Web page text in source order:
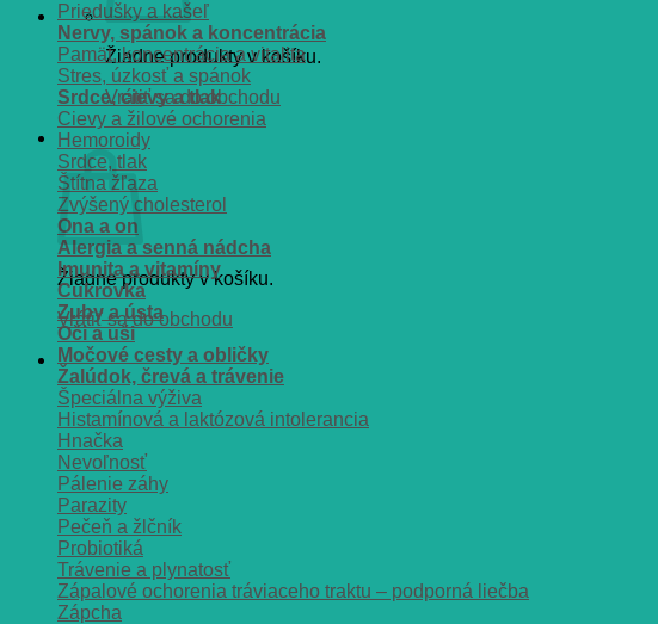
Žiadne produkty v košíku.
Vrátiť sa do obchodu
Košík
Žiadne produkty v košíku.
Vrátiť sa do obchodu
Priedušky a kašeľ
Nervy, spánok a koncentrácia
Pamät, koncentrácia a vitalita
Stres, úzkosť a spánok
Srdce, cievy a tlak
Cievy a žilové ochorenia
Hemoroidy
Srdce, tlak
Štítna žľaza
Zvýšený cholesterol
Ona a on
Alergia a senná nádcha
Imunita a vitamíny
Cukrovka
Zuby a ústa
Oči a uši
Močové cesty a obličky
Žalúdok, črevá a trávenie
Špeciálna výživa
Histamínová a laktózová intolerancia
Hnačka
Nevoľnosť
Pálenie záhy
Parazity
Pečeň a žlčník
Probiotiká
Trávenie a plynatosť
Zápalové ochorenia tráviaceho traktu – podporná liečba
Zápcha